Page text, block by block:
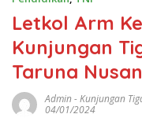
Letkol Arm
Kunjungan
Taruna
Admin-Kunjungan
04/01/2024